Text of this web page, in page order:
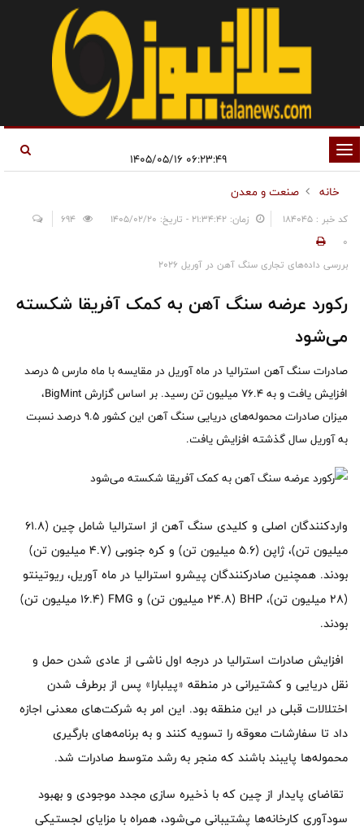
تغییر
وضعیت
ناوبری
خانه
صنعت و معدن
کد خبر : 184045 زمان: ۲۱:۳۴:۴۲ - تاریخ: ۱۴۰۵/۰۲/۲۰
0
بررسی داده‌های تجاری سنگ آهن در آوریل 2026
رکورد عرضه سنگ آهن به کمک آفریقا شکسته
می‌شود
صادرات سنگ آهن استرالیا در ماه آوریل در مقایسه با ماه مارس 5 درصد
افزایش یافت و به 76.4 میلیون تن رسید. بر اساس گزارش BigMint،
میزان صادرات محموله‌های دریایی سنگ آهن این کشور 9.5 درصد نسبت
به آوریل سال گذشته افزایش یافت.
واردکنندگان اصلی و کلیدی سنگ آهن از استرالیا شامل چین (61.8
میلیون تن)، ژاپن (5.6 میلیون تن) و کره جنوبی (4.7 میلیون تن)
بودند. همچنین صادرکنندگان پیشرو استرالیا در ماه آوریل، ریوتینتو
(28 میلیون تن)، BHP (24.8 میلیون تن) و FMG (16.4 میلیون تن)
بودند.
افزایش صادرات استرالیا در درجه اول ناشی از عادی شدن حمل و
نقل دریایی و کشتیرانی در منطقه «پیلبارا» پس از برطرف شدن
اختلالات قبلی در این منطقه بود. این امر به شرکت‌های معدنی اجازه
داد تا سفارشات معوقه را تسویه کنند و به برنامه‌های بارگیری
محموله‌ها پایبند باشند که منجر به رشد متوسط صادرات شد.
تقاضای پایدار از چین که با ذخیره سازی مجدد موجودی و بهبود
سودآوری کارخانه‌ها پشتیبانی می‌شود، همراه با مزایای لجستیکی